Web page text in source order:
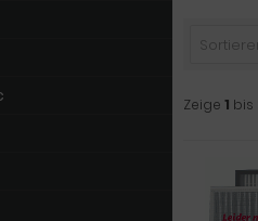
Zeige 1 bis